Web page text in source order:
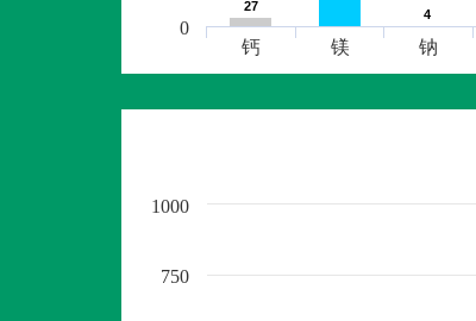
27
27
4
4
钙 镁 钠
0
750
1000